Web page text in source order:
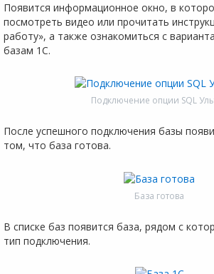
Появится информационное окно, в
посмотреть видео или прочитать
работу», а также ознакомиться с
базам 1С.
Подключение опции SQL
После успешного подключения базы
том, что база готова.
База готова
В списке баз появится база, рядом с
тип подключения.